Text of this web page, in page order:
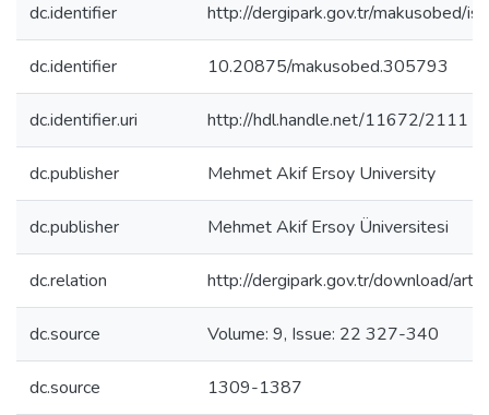
dc.identifier http://dergipark.gov.tr/makusobed/
dc.identifier 10.20875/makusobed.305793
dc.identifier.uri http://hdl.handle.net/11672/2111
dc.publisher Mehmet Akif Ersoy University
dc.publisher Mehmet Akif Ersoy Üniversitesi
dc.relation http://dergipark.gov.tr/download/
dc.source Volume: 9, Issue: 22 327-340
dc.source 1309-1387